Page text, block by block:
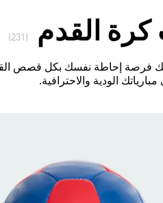
القدم
إحاطة نفسك بكل قصص القدم
الودية والاحترافية.